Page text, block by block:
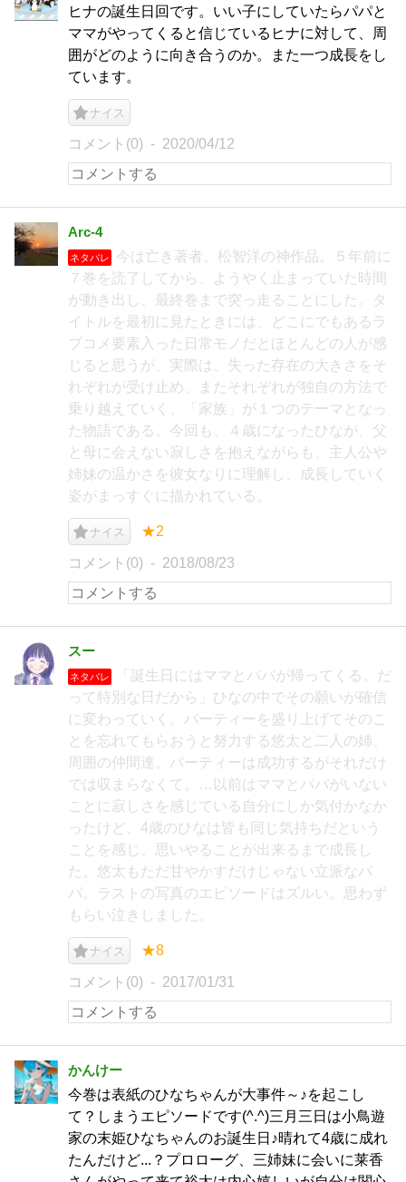
ヒナの誕生日回です。いい子にしていたらパパと
ママがやってくると信じているヒナに対して、周
囲がどのように向き合うのか。また一つ成長をし
ています。
ナイス
コメント(0) 2020/04/12
Arc-4
ネタバレ
今は亡き著者、松智洋の神作品。５年前に
７巻を読了してから、ようやく止まっていた時間
が動き出し、最終巻まで突っ走ることにした。タ
イトルを最初に見たときには、どこにでもあるラ
ブコメ要素入った日常モノだとほとんどの人が感
じると思うが、実際は、失った存在の大きさをそ
れぞれが受け止め、またそれぞれが独自の方法で
乗り越えていく、「家族」が１つのテーマとなっ
た物語である。今回も、４歳になったひなが、父
と母に会えない寂しさを抱えながらも、主人公や
姉妹の温かさを彼女なりに理解し、成長していく
姿がまっすぐに描かれている。
ナイス ★2
コメント(0) 2018/08/23
スー
ネタバレ
「誕生日にはママとパパが帰ってくる。だ
って特別な日だから」ひなの中でその願いが確信
に変わっていく。パーティーを盛り上げてそのこ
とを忘れてもらおうと努力する悠太と二人の姉、
周囲の仲間達。パーティーは成功するがそれだけ
では収まらなくて。…以前はママとパパがいない
ことに寂しさを感じている自分にしか気付かなか
ったけど、4歳のひなは皆も同じ気持ちだという
ことを感じ、思いやることが出来るまで成長し
た。悠太もただ甘やかすだけじゃない立派なパ
パ。ラストの写真のエピソードはズルい。思わず
もらい泣きしました。
ナイス ★8
コメント(0) 2017/01/31
かんけー
今巻は表紙のひなちゃんが大事件～♪を起こし
て？しまうエピソードです(^.^)三月三日は小鳥遊
家の末姫ひなちゃんのお誕生日♪晴れて4歳に成れ
たんだけど...？プロローグ、三姉妹に会いに莱香